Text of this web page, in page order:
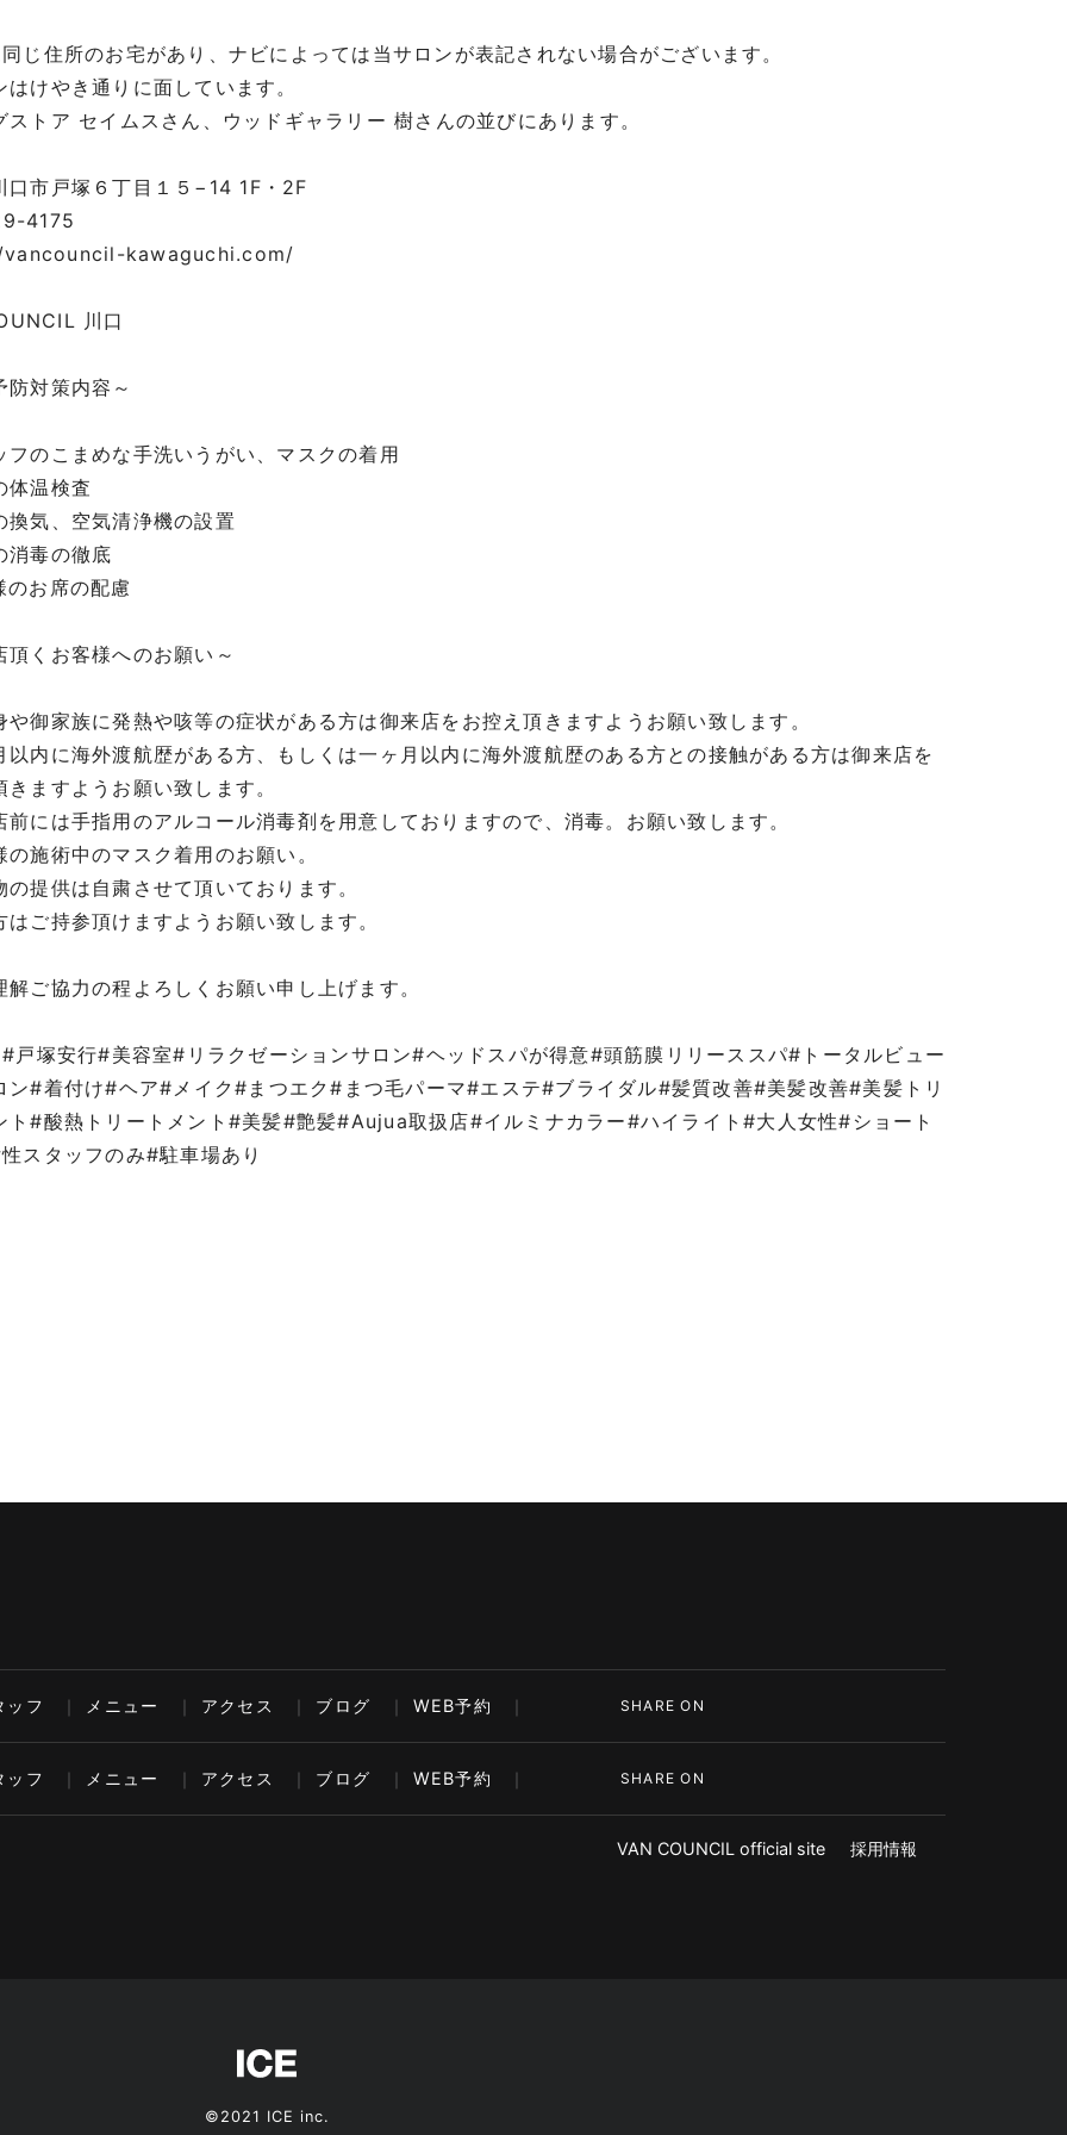
じ住所のお宅があり、ナビによっては当サロンが表記されない場合がございます。
はけやき通りに面しています。
ストア セイムスさん、ウッドギャラリー 樹さんの並びにあります。
口市戸塚６丁目１５−14 1F・2F
4175
kawaguchi.com/
川口
防対策内容～
フのこまめな手洗いうがい、マスクの着用
体温検査
換気、空気清浄機の設置
消毒の徹底
お席の配慮
頂くお客様へのお願い～
や御家族に発熱や咳等の症状がある方は御来店をお控え頂きますようお願い致します。
以内に海外渡航歴がある方、もしくは一ヶ月以内に海外渡航歴のある方との接触がある方は御来店を
きますようお願い致します。
前には手指用のアルコール消毒剤を用意しておりますので、消毒。お願い致します。
の施術中のマスク着用のお願い。
の提供は自粛させて頂いております。
はご持参頂けますようお願い致します。
解ご協力の程よろしくお願い申し上げます。
戸塚安行#美容室#リラクゼーションサロン#ヘッドスパが得意#頭筋膜リリーススパ#トータルビュー
ン#着付け#ヘア#メイク#まつエク#まつ毛パーマ#エステ#ブライダル#髪質改善#美髪改善#美髪トリ
ト#酸熱トリートメント#美髪#艶髪#Aujua取扱店#イルミナカラー#ハイライト#大人女性#ショート
スタッフのみ#駐車場あり
ッフ メニュー アクセス ブログ WEB予約 SHARE ON
ッフ メニュー アクセス ブログ WEB予約 SHARE ON
VAN COUNCIL official site 採用情報
©2021 ICE inc.